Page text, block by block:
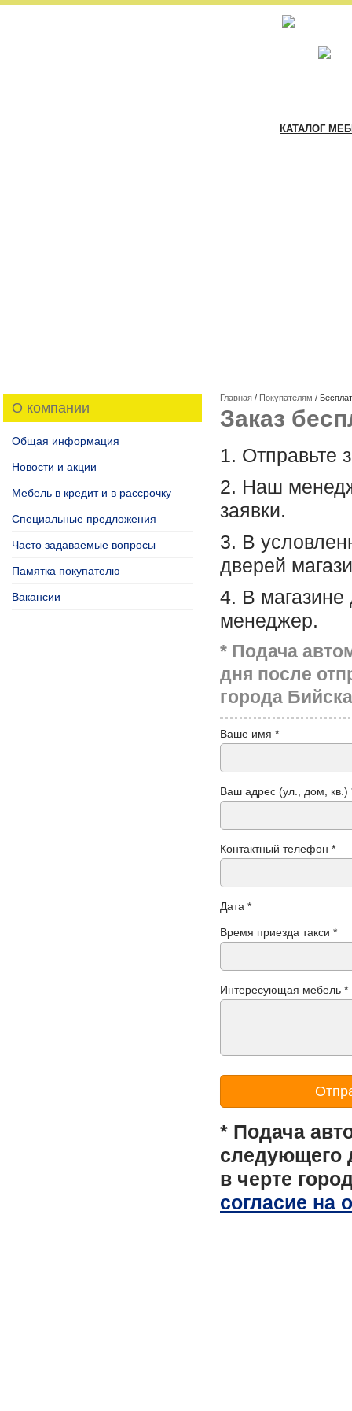
КАТАЛОГ
О компании
Общая информация
Новости и акции
Мебель в кредит и в рассрочку
Специальные предложения
Часто задаваемые вопросы
Памятка покупателю
Вакансии
Главная / Покупателям /
Заказ
1. Отправьте
2. Наш
заявки.
3. В
дверей
4. В магазине
менеджер.
* Подача
дня после
города
Ваше имя *
Ваш адрес (ул., дом, кв.)
Контактный телефон *
Дата *
Время приезда такси *
Интересующая мебель *
* Подача
следующего
в черте
согласие на